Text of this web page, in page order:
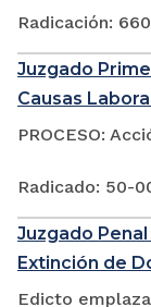
Radicación:
Juzgado
Causas
PROCESO:
Radicado: 50-
Juzgado
Extinción de
Edicto